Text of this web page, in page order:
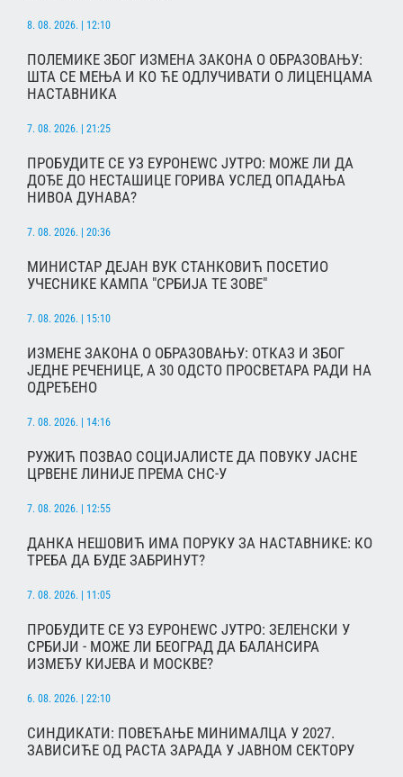
8. 08. 2026. | 12:10
ПОЛЕМИКЕ ЗБОГ ИЗМЕНА ЗАКОНА О ОБРАЗОВАЊУ:
ШТА СЕ МЕЊА И КО ЋЕ ОДЛУЧИВАТИ О ЛИЦЕНЦАМА
НАСТАВНИКА
7. 08. 2026. | 21:25
ПРОБУДИТЕ СЕ УЗ ЕУРОНЕWС ЈУТРО: МОЖЕ ЛИ ДА
ДОЂЕ ДО НЕСТАШИЦЕ ГОРИВА УСЛЕД ОПАДАЊА
НИВОА ДУНАВА?
7. 08. 2026. | 20:36
МИНИСТАР ДЕЈАН ВУК СТАНКОВИЋ ПОСЕТИО
УЧЕСНИКЕ КАМПА "СРБИЈА ТЕ ЗОВЕ"
7. 08. 2026. | 15:10
ИЗМЕНЕ ЗАКОНА О ОБРАЗОВАЊУ: ОТКАЗ И ЗБОГ
ЈЕДНЕ РЕЧЕНИЦЕ, А 30 ОДСТО ПРОСВЕТАРА РАДИ НА
ОДРЕЂЕНО
7. 08. 2026. | 14:16
РУЖИЋ ПОЗВАО СОЦИЈАЛИСТЕ ДА ПОВУКУ ЈАСНЕ
ЦРВЕНЕ ЛИНИЈЕ ПРЕМА СНС-У
7. 08. 2026. | 12:55
ДАНКА НЕШОВИЋ ИМА ПОРУКУ ЗА НАСТАВНИКЕ: КО
ТРЕБА ДА БУДЕ ЗАБРИНУТ?
7. 08. 2026. | 11:05
ПРОБУДИТЕ СЕ УЗ ЕУРОНЕWС ЈУТРО: ЗЕЛЕНСКИ У
СРБИЈИ - МОЖЕ ЛИ БЕОГРАД ДА БАЛАНСИРА
ИЗМЕЂУ КИЈЕВА И МОСКВЕ?
6. 08. 2026. | 22:10
СИНДИКАТИ: ПОВЕЋАЊЕ МИНИМАЛЦА У 2027.
ЗАВИСИЋЕ ОД РАСТА ЗАРАДА У ЈАВНОМ СЕКТОРУ